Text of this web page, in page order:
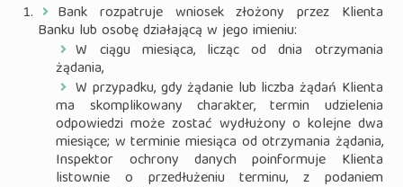
Bank rozpatruje wniosek złożony przez Klienta
Banku lub osobę działającą w jego imieniu:
W ciągu miesiąca, licząc od dnia otrzymania
żądania,
W przypadku, gdy żądanie lub liczba żądań Klienta
ma skomplikowany charakter, termin udzielenia
odpowiedzi może zostać wydłużony o kolejne dwa
miesiące; w terminie miesiąca od otrzymania żądania,
Inspektor ochrony danych poinformuje Klienta
listownie o przedłużeniu terminu, z podaniem